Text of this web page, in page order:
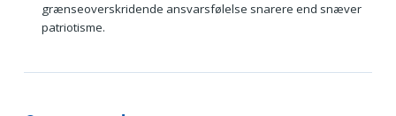
grænseoverskridende ansvarsfølelse snarere end snæver
patriotisme.